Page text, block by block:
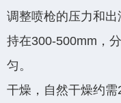
调整喷枪的压力和
持在300-500mm，
匀。
干燥，自然干燥约